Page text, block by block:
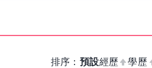
排序： 預設經歷 學歷